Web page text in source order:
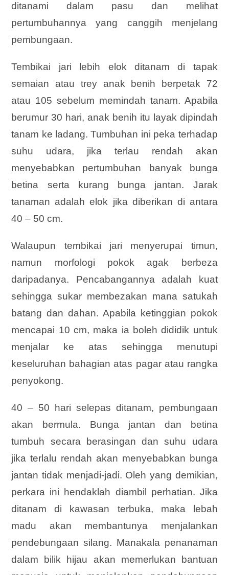
ditanami dalam pasu dan melihat
pertumbuhannya yang canggih menjelang
pembungaan.
Tembikai jari lebih elok ditanam di tapak
semaian atau trey anak benih berpetak 72
atau 105 sebelum memindah tanam. Apabila
berumur 30 hari, anak benih itu layak dipindah
tanam ke ladang. Tumbuhan ini peka terhadap
suhu udara, jika terlau rendah akan
menyebabkan pertumbuhan banyak bunga
betina serta kurang bunga jantan. Jarak
tanaman adalah elok jika diberikan di antara
40 – 50 cm.
Walaupun tembikai jari menyerupai timun,
namun morfologi pokok agak berbeza
daripadanya. Pencabangannya adalah kuat
sehingga sukar membezakan mana satukah
batang dan dahan. Apabila ketinggian pokok
mencapai 10 cm, maka ia boleh dididik untuk
menjalar ke atas sehingga menutupi
keseluruhan bahagian atas pagar atau rangka
penyokong.
40 – 50 hari selepas ditanam, pembungaan
akan bermula. Bunga jantan dan betina
tumbuh secara berasingan dan suhu udara
jika terlalu rendah akan menyebabkan bunga
jantan tidak menjadi-jadi. Oleh yang demikian,
perkara ini hendaklah diambil perhatian. Jika
ditanam di kawasan terbuka, maka lebah
madu akan membantunya menjalankan
pendebungaan silang. Manakala penanaman
dalam bilik hijau akan memerlukan bantuan